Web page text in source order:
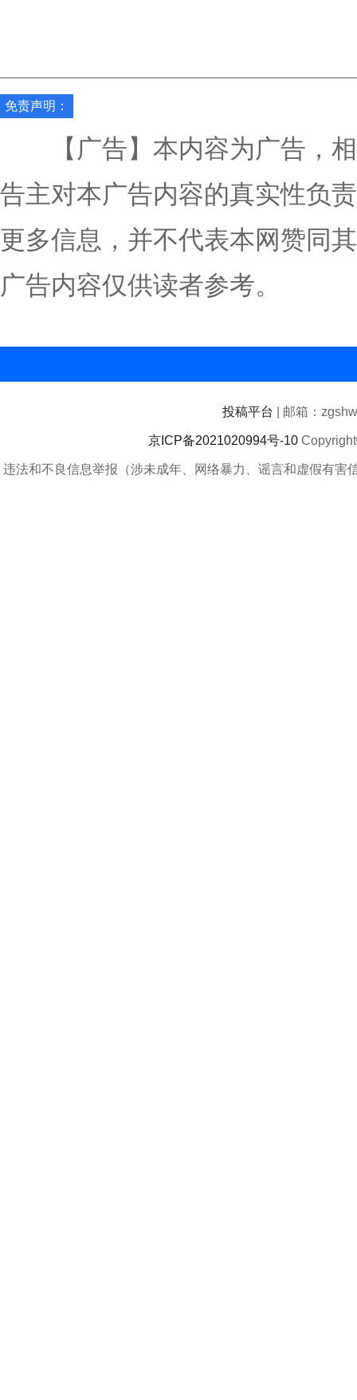
免责声明：
【广告】本内容为广告，相
告主对本广告内容的真实性负
更多信息，并不代表本网赞同
广告内容仅供读者参考。
投稿平台 | 邮箱：
京ICP备2021020994号-10
违法和不良信息举报（涉未成年、网络暴力、谣言和虚假有